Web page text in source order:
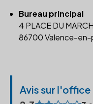
Bureau principal
4 PLACE DU
86700 Valence-
Avis sur l'office